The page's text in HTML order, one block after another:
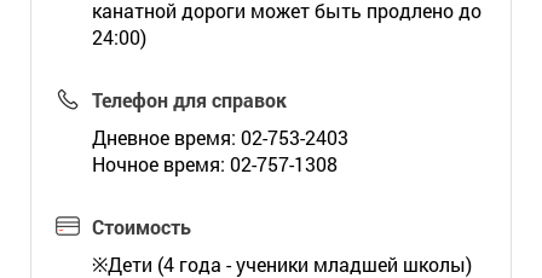
канатной дороги может быть продлено до
24:00)
Телефон для справок
Дневное время: 02-753-2403
Ночное время: 02-757-1308
Стоимость
※Дети (4 года - ученики младшей школы)